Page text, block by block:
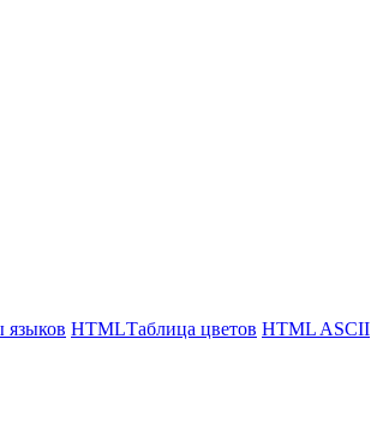
HTMLТаблица цветов HTML ASCII